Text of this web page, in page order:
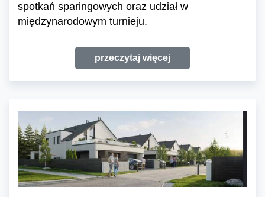
spotkań sparingowych oraz udział w
międzynarodowym turnieju.
przeczytaj więcej